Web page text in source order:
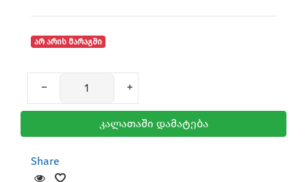
არ არის მარაგში
კალათაში დამატება
Share